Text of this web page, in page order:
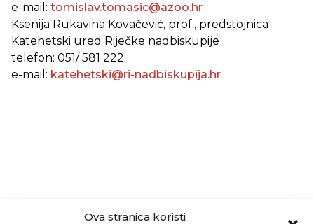
Ova stranica koristi
e-mail: tomislav.tomasic@azoo.hr
Ksenija Rukavina Kovačević, prof., predstojnica
Katehetski ured Riječke nadbiskupije
telefon: 051/ 581 222
e-mail: katehetski@ri-nadbiskupija.hr